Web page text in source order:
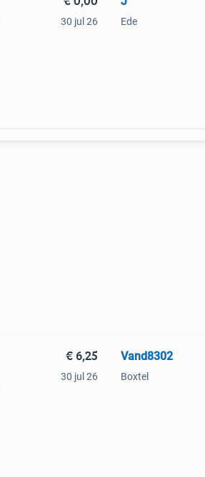
30 jul 26 Ede
€ 6,25
30 jul 26
Vand8302
Boxtel